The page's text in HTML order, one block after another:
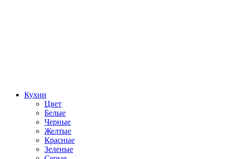
Кухни
Цвет
Белые
Черные
Желтые
Красные
Зеленые